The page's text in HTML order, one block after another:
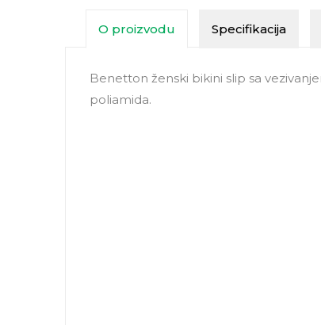
O proizvodu Specifikacija
Benetton ženski bikini slip sa
poliamida.